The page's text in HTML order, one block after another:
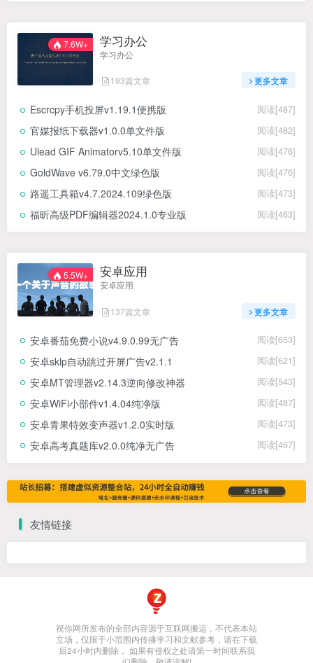
7.6W+ 学习办公
学习办公
193篇文章 更多文章
Escrcpy手机投屏v1.19.1便携版 阅读[487]
官媒报纸下载器v1.0.0单文件版 阅读[482]
Ulead GIF Animatorv5.10单文件版 阅读[476]
GoldWave v6.79.0中文绿色版 阅读[476]
路遥工具箱v4.7.2024.109绿色版 阅读[473]
福昕高级PDF编辑器2024.1.0专业版 阅读[463]
5.5W+ 安卓应用
安卓应用
137篇文章 更多文章
安卓番茄免费小说v4.9.0.99无广告 阅读[653]
安卓sklp自动跳过开屏广告v2.1.1 阅读[621]
安卓MT管理器v2.14.3逆向修改神器 阅读[543]
安卓WiFi小部件v1.4.04纯净版 阅读[487]
安卓青果特效变声器v1.2.0实时版 阅读[473]
安卓高考真题库v2.0.0纯净无广告 阅读[467]
友情链接
祝你网所发布的全部内容源于互联网搬运，不代表本站
立场，仅限于小范围内传播学习和文献参考，请在下载
后24小时内删除， 如果有侵权之处请第一时间联系我